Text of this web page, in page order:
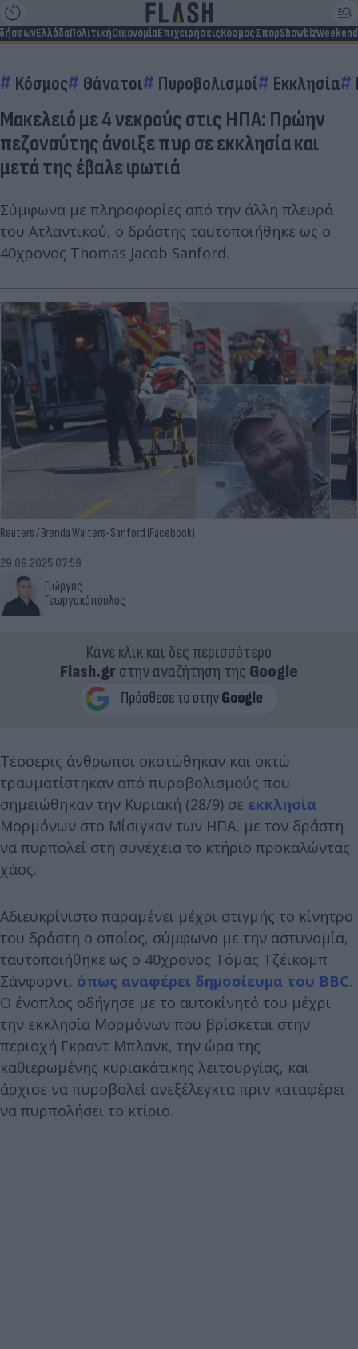
ΕλλάδαΠολιτικήΟικονομίαΕπιχειρήσειςΚόσμοςΣπορShowbizWeekend
Κόσμος Θάνατοι Πυροβολισμοί Εκκλησία
Μακελειό με 4 νεκρούς στις ΗΠΑ: Πρώην
πεζοναύτης άνοιξε πυρ σε εκκλησία και
μετά της έβαλε φωτιά
Σύμφωνα με πληροφορίες από την άλλη πλευρά
του Ατλαντικού, ο δράστης ταυτοποιήθηκε ως ο
40χρονος Thomas Jacob Sanford.
Reuters / Brenda Walters-Sanford (Facebook)
Γιώργος
Γεωργακόπουλος
29.09.2025 07:59
Κάνε κλικ και δες περισσότερο
Flash.grστην αναζήτηση της Google
Τέσσερις άνθρωποι σκοτώθηκαν και οκτώ
τραυματίστηκαν από πυροβολισμούς που
σημειώθηκαν την Κυριακή (28/9) σε εκκλησία
Μορμόνων στο Μίσιγκαν των ΗΠΑ, με τον δράστη
να πυρπολεί στη συνέχεια το κτήριο προκαλώντας
χάος.
Αδιευκρίνιστο παραμένει μέχρι στιγμής το κίνητρο
του δράστη ο οποίος, σύμφωνα με την αστυνομία,
ταυτοποιήθηκε ως ο 40χρονος Τόμας Τζέικομπ
Σάνφορντ, όπως αναφέρει δημοσίευμα του BBC.
Ο ένοπλος οδήγησε με το αυτοκίνητό του μέχρι
την εκκλησία Μορμόνων που βρίσκεται στην
περιοχή Γκραντ Μπλανκ, την ώρα της
καθιερωμένης κυριακάτικης λειτουργίας, και
άρχισε να πυροβολεί ανεξέλεγκτα πριν καταφέρει
να πυρπολήσει το κτίριο.